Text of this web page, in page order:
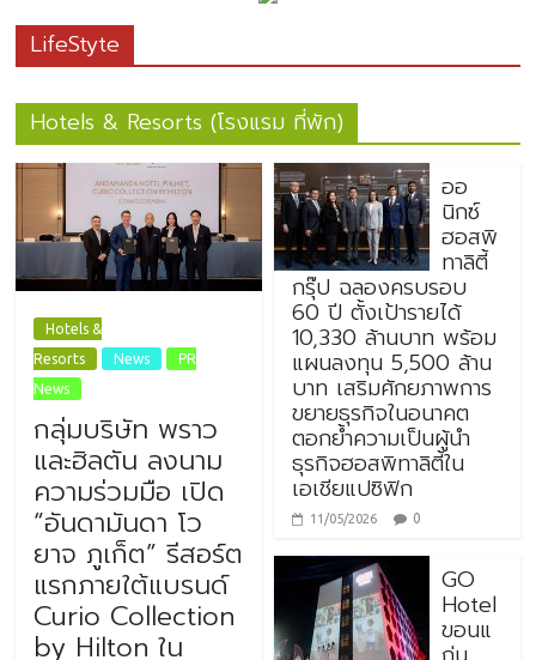
LifeStyte
Hotels & Resorts (โรงแรม ที่พัก)
Hotels &
Resorts
News
PR
News
กลุ่มบริษัท พราว
และฮิลตัน ลงนาม
ความร่วมมือ เปิด
“อันดามันดา โว
ยาจ ภูเก็ต” รีสอร์ต
แรกภายใต้แบรนด์
Curio Collection
by Hilton ใน
ออ
นิกซ์
ฮอสพิ
ทาลิตี้
กรุ๊ป ฉลองครบรอบ
60 ปี ตั้งเป้ารายได้
10,330 ล้านบาท พร้อม
แผนลงทุน 5,500 ล้าน
บาท เสริมศักยภาพการ
ขยายธุรกิจในอนาคต
ตอกย้ำความเป็นผู้นำ
ธุรกิจฮอสพิทาลิตี้ใน
เอเชียแปซิฟิก
11/05/2026 0
GO
Hotel
ขอนแ